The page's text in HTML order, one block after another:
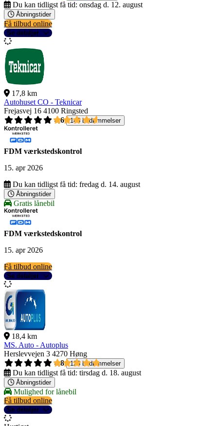
Du kan tidligst få tid: onsdag d. 12. august
Åbningstider
Få tilbud online
Se detaljer
17,8 km
Autohuset CO - Teknicar
Frejasvej 16 4100 Ringsted
4,6
146 bedømmelser
FDM værkstedskontrol
15. apr 2026
Du kan tidligst få tid: fredag d. 14. august
Åbningstider
Gratis lånebil
FDM værkstedskontrol
15. apr 2026
Få tilbud online
Se detaljer
18,4 km
MS. Auto - Autoplus
Herslevvejen 3 4270 Høng
4,8
123 bedømmelser
Du kan tidligst få tid: tirsdag d. 18. august
Åbningstider
Mulighed for lånebil
Få tilbud online
Se detaljer